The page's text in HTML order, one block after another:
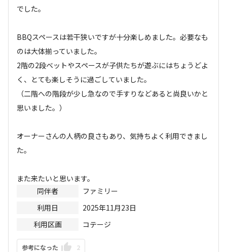
でした。
BBQスペースは若干狭いですが十分楽しめました。必要なも
のは大体揃っていました。
2階の2段ベットやスペースが子供たちが遊ぶにはちょうどよ
く、とても楽しそうに過ごしていました。
（二階への階段が少し急なので手すりなどあると尚良いかと
思いました。）
オーナーさんの人柄の良さもあり、気持ちよく利用できまし
た。
また来たいと思います。
同伴者
ファミリー
利用日
2025年11月23日
利用区画
コテージ
参考になった 2